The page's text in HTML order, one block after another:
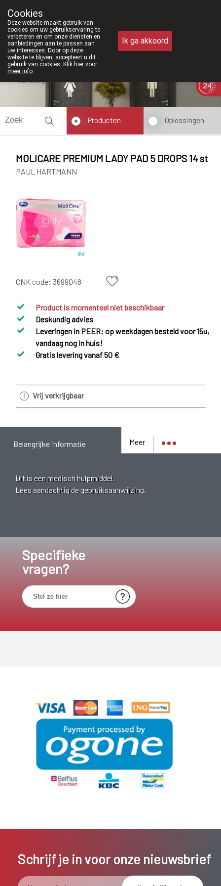
011/610300
Producten Oplossingen
MOLICARE PREMIUM LADY PAD 5 DROPS 14 st
PAUL HARTMANN
CNK code: 3699048
Product is momenteel niet beschikbaar
Deskundig advies
Leveringen in PEER: op weekdagen besteld voor 15u,
vandaag nog in huis!
Gratis levering vanaf 50 €
Vrij verkrijgbaar
Meer
Belangrijke informatie
Dit is een medisch hulpmiddel.
Lees aandachtig de gebruiksaanwijzing.
Specifieke
vragen?
Schrijf je in voor onze nieuwsbrief
Cookies
Deze website maakt gebruik van
cookies om uw gebruikservaring te
verbeteren en om onze diensten en
aanbiedingen aan te passen aan
uw interesses. Door op deze
website te blijven, accepteert u dit
gebruik van cookies. Klik hier voor
meer info.
Ik ga akkoord